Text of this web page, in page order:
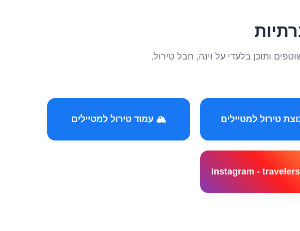
ותוכן בלעדי על וינה, חבל טירול,
טירול למטיילים 🏔️ עמוד טירול למטיילים